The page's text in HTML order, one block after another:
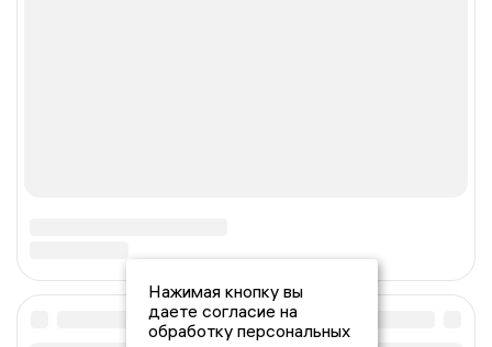
Нажимая кнопку вы
даете согласие на
обработку персональных